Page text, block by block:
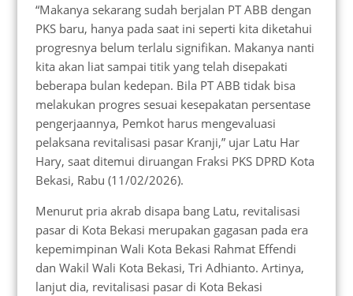
“Makanya sekarang sudah berjalan PT ABB dengan
PKS baru, hanya pada saat ini seperti kita diketahui
progresnya belum terlalu signifikan. Makanya nanti
kita akan liat sampai titik yang telah disepakati
beberapa bulan kedepan. Bila PT ABB tidak bisa
melakukan progres sesuai kesepakatan persentase
pengerjaannya, Pemkot harus mengevaluasi
pelaksana revitalisasi pasar Kranji,” ujar Latu Har
Hary, saat ditemui diruangan Fraksi PKS DPRD Kota
Bekasi, Rabu (11/02/2026).
Menurut pria akrab disapa bang Latu, revitalisasi
pasar di Kota Bekasi merupakan gagasan pada era
kepemimpinan Wali Kota Bekasi Rahmat Effendi
dan Wakil Wali Kota Bekasi, Tri Adhianto. Artinya,
lanjut dia, revitalisasi pasar di Kota Bekasi